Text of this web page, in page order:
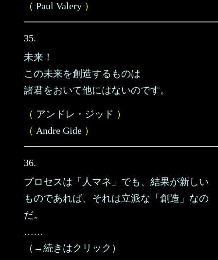
（ Paul Valery ）
35.
未来！
この未来を創造するものは
諸君をおいて他にはないのです。
（ アンドレ・ジッド ）
（ Andre Gide ）
36.
プロセスは「人マネ」でも、結果が新しい
ものであれば、それは立派な「創造」なの
だ。
……
（→続きはクリック）